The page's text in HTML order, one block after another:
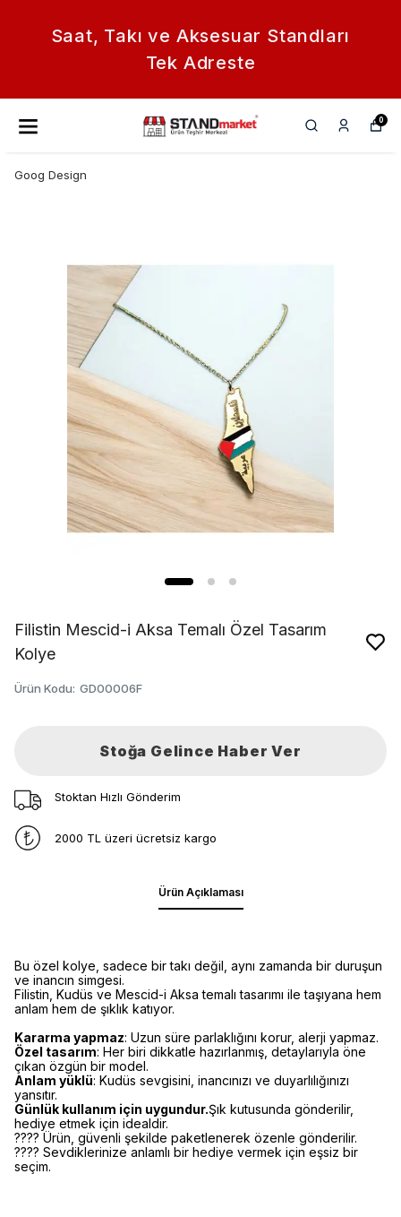
Saat, Takı ve Aksesuar Standları
Tek Adreste
0
Goog Design
Filistin Mescid-i Aksa Temalı Özel Tasarım
Kolye
Ürün Kodu: GD00006F
Stoğa Gelince Haber Ver
Stoktan Hızlı Gönderim
2000 TL üzeri ücretsiz kargo
Ürün Açıklaması
Bu özel kolye, sadece bir takı değil, aynı zamanda bir duruşun
ve inancın simgesi.
Filistin, Kudüs ve Mescid-i Aksa temalı tasarımı ile taşıyana hem
anlam hem de şıklık katıyor.
Kararma yapmaz: Uzun süre parlaklığını korur, alerji yapmaz.
Özel tasarım: Her biri dikkatle hazırlanmış, detaylarıyla öne
çıkan özgün bir model.
Anlam yüklü: Kudüs sevgisini, inancınızı ve duyarlılığınızı
yansıtır.
Günlük kullanım için uygundur.Şık kutusunda gönderilir,
hediye etmek için idealdir.
???? Ürün, güvenli şekilde paketlenerek özenle gönderilir.
???? Sevdiklerinize anlamlı bir hediye vermek için eşsiz bir
seçim.